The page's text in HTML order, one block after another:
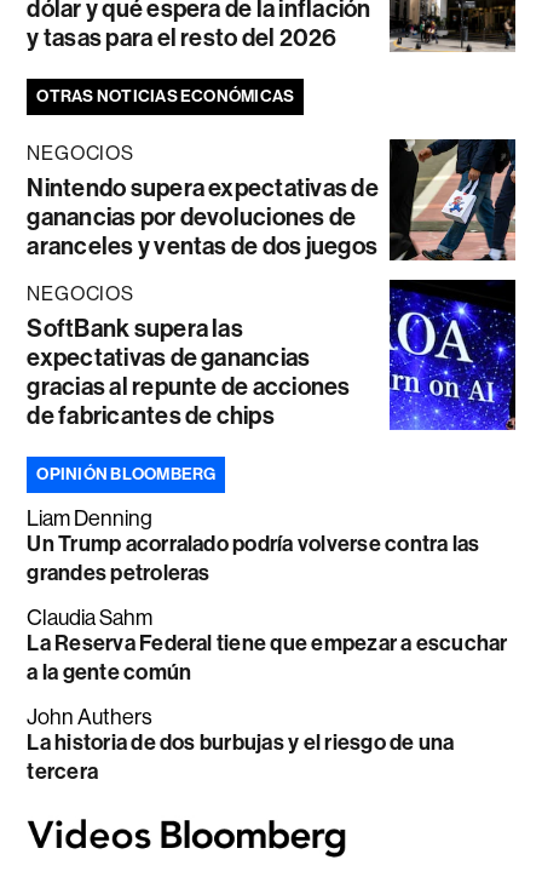
dólar y qué espera de la inflación
y tasas para el resto del 2026
OTRAS NOTICIAS ECONÓMICAS
NEGOCIOS
Nintendo supera expectativas de
ganancias por devoluciones de
aranceles y ventas de dos juegos
NEGOCIOS
SoftBank supera las
expectativas de ganancias
gracias al repunte de acciones
de fabricantes de chips
OPINIÓN BLOOMBERG
Liam Denning
Un Trump acorralado podría volverse contra las
grandes petroleras
Claudia Sahm
La Reserva Federal tiene que empezar a escuchar
a la gente común
John Authers
La historia de dos burbujas y el riesgo de una
tercera